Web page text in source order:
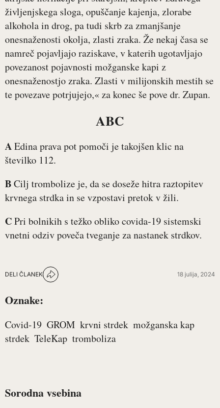
življenjskega sloga, opuščanje kajenja, zlorabe
alkohola in drog, pa tudi skrb za zmanjšanje
onesnaženosti okolja, zlasti zraka. Že nekaj časa se
namreč pojavljajo raziskave, v katerih ugotavljajo
povezanost pojavnosti možganske kapi z
onesnaženostjo zraka. Zlasti v milijonskih mestih se
te povezave potrjujejo,« za konec še pove dr. Zupan.
ABC
AEdina prava pot pomoči je takojšen klic na
številko 112.
BCilj trombolize je, da se doseže hitra raztopitev
krvnega strdka in se vzpostavi pretok v žili.
CPri bolnikih s težko obliko covida-19 sistemski
vnetni odziv poveča tveganje za nastanek strdkov.
DELI ČLANEK 18 julija, 2024
Oznake:
Covid-19 GROM krvni strdek možganska kap
strdek TeleKap tromboliza
Sorodna vsebina